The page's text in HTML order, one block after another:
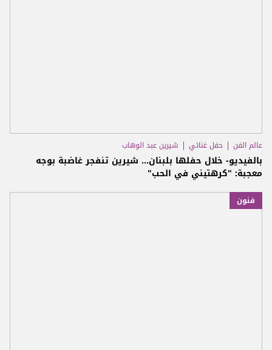
عالم الفن حفل غنائي شيرين عبد الوهاب
بالفيديو- خلال حفلها بلبنان... شيرين تنفجر غاضبة بوجه
معجبة: "كرهتيني في الحب"
فنون